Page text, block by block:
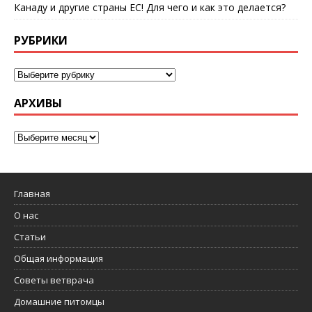
Канаду и другие страны ЕС! Для чего и как это делается?
РУБРИКИ
АРХИВЫ
Главная
О нас
Статьи
Общая информация
Советы ветврача
Домашние питомцы